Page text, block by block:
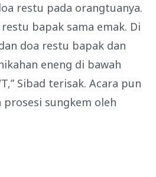
restu pada orangtuanya.
bapak sama emak. Di
doa restu bapak dan
eneng di bawah
Sibad terisak. Acara pun
sungkem oleh